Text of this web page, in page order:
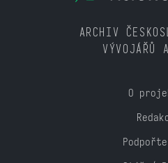
ARCHIV
VÝVOJÁŘŮ
O